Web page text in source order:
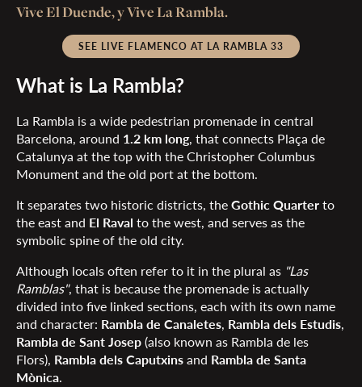
Vive El Duende, y Vive La Rambla.
SEE LIVE FLAMENCO AT LA RAMBLA 33
What is La Rambla?
La Rambla is a wide pedestrian promenade in central
Barcelona, around 1.2 km long, that connects Plaça de
Catalunya at the top with the Christopher Columbus
Monument and the old port at the bottom.
It separates two historic districts, theGothic Quarterto
the east and El Raval to the west, and serves as the
symbolic spine of the old city.
Although locals often refer to it in the plural as "Las
Ramblas", that is because the promenade is actually
divided into five linked sections, each with its own name
and character: Rambla de Canaletes, Rambla dels Estudis,
Rambla de Sant Josep(also known as Rambla de les
Flors), Rambla dels Caputxinsand Rambla de Santa
Mònica.